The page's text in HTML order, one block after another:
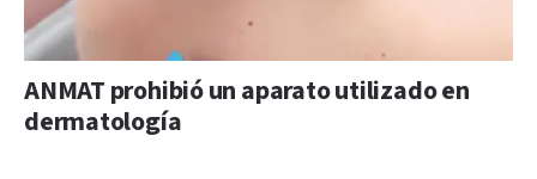
ANMAT prohibió un aparato utilizado en
dermatología